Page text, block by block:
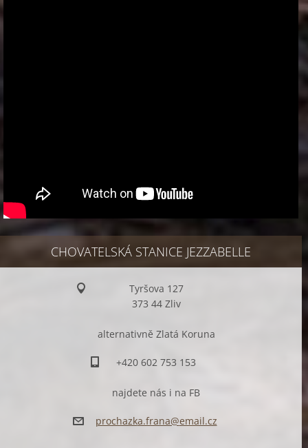
CHOVATELSKÁ STANICE JEZZABELLE
Tyršova 127
373 44 Zliv
alternativně Zlatá Koruna
+420 602 753 153
najdete nás i na FB
prochazka.frana@email.cz